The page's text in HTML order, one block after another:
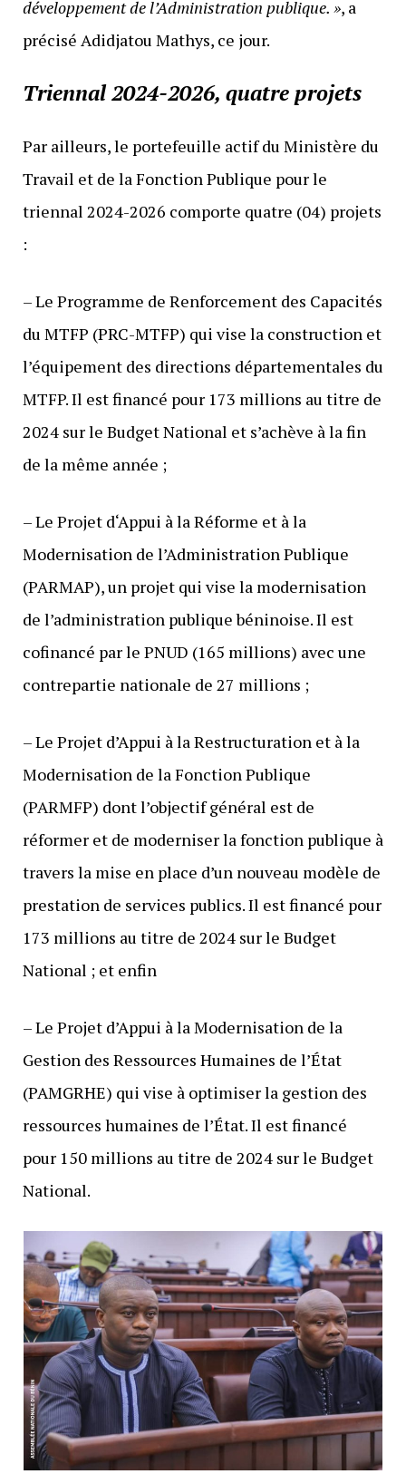
développement de l’Administration publique. », a
précisé Adidjatou Mathys, ce jour.
Triennal 2024-2026, quatre projets
Par ailleurs, le portefeuille actif du Ministère du
Travail et de la Fonction Publique pour le
triennal 2024-2026 comporte quatre (04) projets
:
– Le Programme de Renforcement des Capacités
du MTFP (PRC-MTFP) qui vise la construction et
l’équipement des directions départementales du
MTFP. Il est financé pour 173 millions au titre de
2024 sur le Budget National et s’achève à la fin
de la même année ;
– Le Projet d‘Appui à la Réforme et à la
Modernisation de l’Administration Publique
(PARMAP), un projet qui vise la modernisation
de l’administration publique béninoise. Il est
cofinancé par le PNUD (165 millions) avec une
contrepartie nationale de 27 millions ;
– Le Projet d’Appui à la Restructuration et à la
Modernisation de la Fonction Publique
(PARMFP) dont l’objectif général est de
réformer et de moderniser la fonction publique à
travers la mise en place d’un nouveau modèle de
prestation de services publics. Il est financé pour
173 millions au titre de 2024 sur le Budget
National ; et enfin
– Le Projet d’Appui à la Modernisation de la
Gestion des Ressources Humaines de l’État
(PAMGRHE) qui vise à optimiser la gestion des
ressources humaines de l’État. Il est financé
pour 150 millions au titre de 2024 sur le Budget
National.